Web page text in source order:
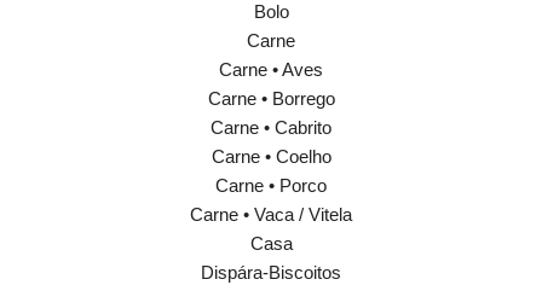
Bolo
Carne
Carne • Aves
Carne • Borrego
Carne • Cabrito
Carne • Coelho
Carne • Porco
Carne • Vaca / Vitela
Casa
Dispára-Biscoitos